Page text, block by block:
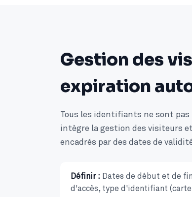
Gestion des
expiration
Tous les identifiants ne sont pas
intègre la gestion des visiteurs
encadrés par des dates de
Définir : Dates de début et de
d'accès, type d'identifiant